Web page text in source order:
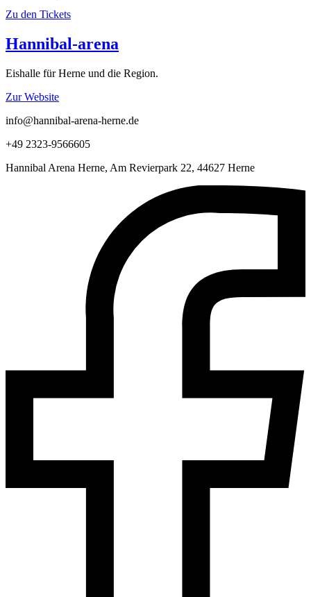
Zu den Tickets
Hannibal-arena
Eishalle für Herne und die Region.
Zur Website
info@hannibal-arena-herne.de
+49 2323-9566605
Hannibal Arena Herne, Am Revierpark 22, 44627 Herne